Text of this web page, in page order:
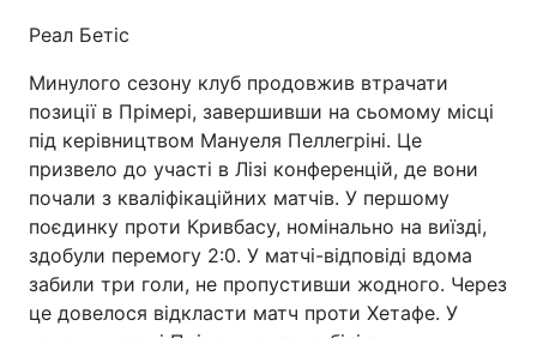
Реал Бетіс
Минулого сезону клуб продовжив втрачати
позиції в Прімері, завершивши на сьомому місці
під керівництвом Мануеля Пеллегріні. Це
призвело до участі в Лізі конференцій, де вони
почали з кваліфікаційних матчів. У першому
поєдинку проти Кривбасу, номінально на виїзді,
здобули перемогу 2:0. У матчі-відповіді вдома
забили три голи, не пропустивши жодного. Через
це довелося відкласти матч проти Хетафе. У